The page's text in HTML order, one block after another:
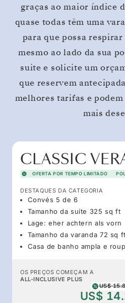
graças ao maior índice
quase todas têm uma
para que possa
mesmo ao lado da sua
suite e solicite um
que reservem
melhores tarifas e
mais
CLASSIC
OFERTA POR TEMPO LIMITADO
DESTAQUES DA CATEGORIA
Convés 5 de 6
Tamanho da suíte 325 sq ft
Lage: eher achtern als vorn
Tamanho da varanda 72 sq ft
Casa de banho ampla e
OS PREÇOS COMEÇAM A
ALL-INCLUSIVE PLUS
US$
US$